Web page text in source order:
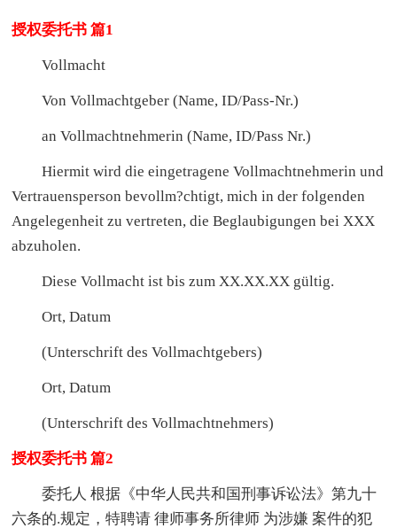
授权委托书 篇1
Vollmacht
Von Vollmachtgeber (Name, ID/Pass-Nr.)
an Vollmachtnehmerin (Name, ID/Pass Nr.)
Hiermit wird die eingetragene Vollmachtnehmerin und
Vertrauensperson bevollm?chtigt, mich in der folgenden
Angelegenheit zu vertreten, die Beglaubigungen bei XXX
abzuholen.
Diese Vollmacht ist bis zum XX.XX.XX gültig.
Ort, Datum
(Unterschrift des Vollmachtgebers)
Ort, Datum
(Unterschrift des Vollmachtnehmers)
授权委托书 篇2
委托人 根据《中华人民共和国刑事诉讼法》第九十
六条的.规定，特聘请 律师事务所律师 为涉嫌 案件的犯